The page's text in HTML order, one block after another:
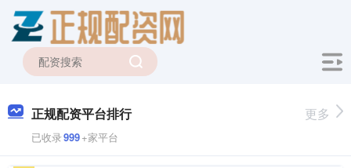
正规配资平台排行
已收录999+家平台
更多